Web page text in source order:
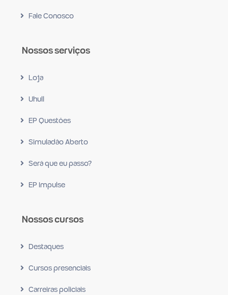
Fale Conosco
Nossos serviços
Loja
Uhull
EP Questões
Simuladão Aberto
Será que eu passo?
EP Impulse
Nossos cursos
Destaques
Cursos presenciais
Carreiras policiais